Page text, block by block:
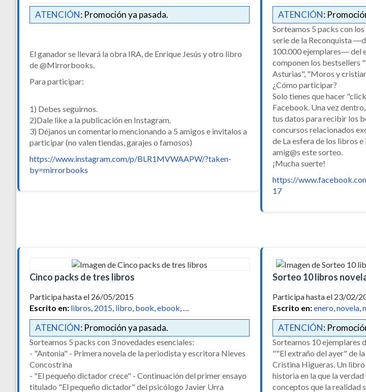
ATENCIÓN: Promoción ya pasada.
El ganador se llevará la obra IRA, de Enrique Jesús y otro libro
de @Mirrorbooks.
Para participar:
1) Debes seguirnos.
2)Dale like a la publicación en Instagram.
3) Déjanos un comentario mencionando a 5 amigos e invitalos a
participar (no valen tiendas, garajes o famosos)
https://www.instagram.com/p/BLR1MVWAAPW/?taken-
by=mirrorbooks
ATENCIÓN:
Sorteamos 5 packs con
serie de la Reconquista
100.000 ejemplares― del
componen los bestsellers
Asturias", "Moros y
¿Cómo participar?
Solo tienes que hacer
Facebook. Una vez
tus datos para recibir los
concursos relacionados
de La esfera de los libros
amig@s este sorteo.
¡Mucha suerte!
https://
17
Cinco packs de tres libros
Participa hasta el 26/05/2015
Escrito en: libros, 2015, libro, book,ebook, …
ATENCIÓN: Promoción ya pasada.
Sorteamos 5 packs con 3 novedades esenciales:
- "Antonia" - Primera novela de la periodista y escritora Nieves
Concostrina
- "El pequeño dictador crece" - Continuación del primer ensayo
titulado "El pequeño dictador" del psicólogo Javier Urra
Sorteo 10 libros
Participa hasta el 23/02/
Escrito en:enero,novela,
ATENCIÓN:
Sorteamos 10 ejemplares
""El extraño del ayer" de
Cristina Higueras. Un libro
historia en la que la
conceptos que la realidad